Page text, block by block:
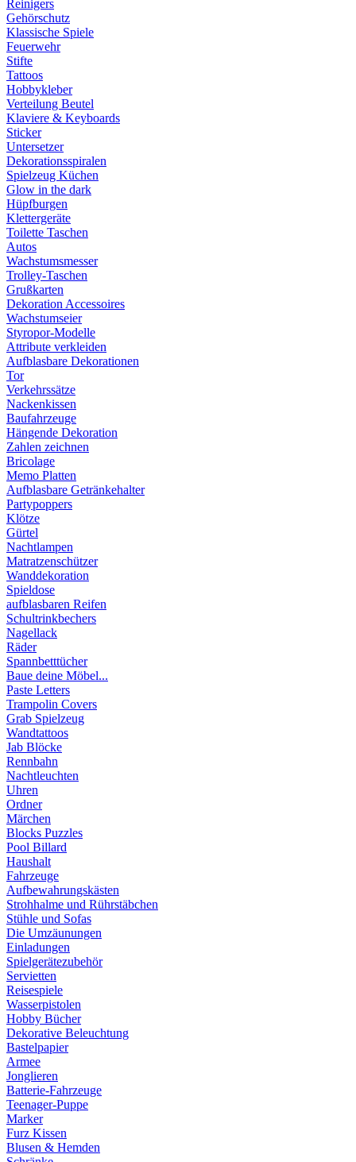
Reinigers
Gehörschutz
Klassische Spiele
Feuerwehr
Stifte
Tattoos
Hobbykleber
Verteilung Beutel
Klaviere & Keyboards
Sticker
Untersetzer
Dekorationsspiralen
Spielzeug Küchen
Glow in the dark
Hüpfburgen
Klettergeräte
Toilette Taschen
Autos
Wachstumsmesser
Trolley-Taschen
Grußkarten
Dekoration Accessoires
Wachstumseier
Styropor-Modelle
Attribute verkleiden
Aufblasbare Dekorationen
Tor
Verkehrssätze
Nackenkissen
Baufahrzeuge
Hängende Dekoration
Zahlen zeichnen
Bricolage
Memo Platten
Aufblasbare Getränkehalter
Partypoppers
Klötze
Gürtel
Nachtlampen
Matratzenschützer
Wanddekoration
Spieldose
aufblasbaren Reifen
Schultrinkbechers
Nagellack
Räder
Spannbetttücher
Baue deine Möbel...
Paste Letters
Trampolin Covers
Grab Spielzeug
Wandtattoos
Jab Blöcke
Rennbahn
Nachtleuchten
Uhren
Ordner
Märchen
Blocks Puzzles
Pool Billard
Haushalt
Fahrzeuge
Aufbewahrungskästen
Strohhalme und Rührstäbchen
Stühle und Sofas
Die Umzäunungen
Einladungen
Spielgerätezubehör
Servietten
Reisespiele
Wasserpistolen
Hobby Bücher
Dekorative Beleuchtung
Bastelpapier
Armee
Jonglieren
Batterie-Fahrzeuge
Teenager-Puppe
Marker
Furz Kissen
Blusen & Hemden